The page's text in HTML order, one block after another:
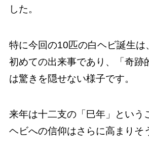
した。
特に今回の10匹の白ヘビ誕生は
初めての出来事であり、「奇跡
は驚きを隠せない様子です。
来年は十二支の「巳年」という
ヘビへの信仰はさらに高まりそ